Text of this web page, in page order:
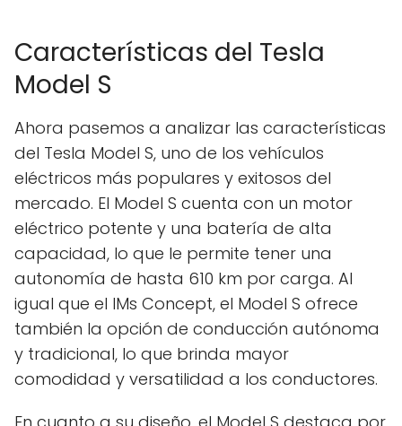
Características del Tesla
Model S
Ahora pasemos a analizar las características
del Tesla Model S, uno de los vehículos
eléctricos más populares y exitosos del
mercado. El Model S cuenta con un motor
eléctrico potente y una batería de alta
capacidad, lo que le permite tener una
autonomía de hasta 610 km por carga. Al
igual que el IMs Concept, el Model S ofrece
también la opción de conducción autónoma
y tradicional, lo que brinda mayor
comodidad y versatilidad a los conductores.